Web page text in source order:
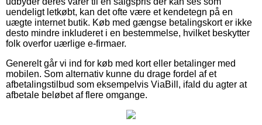
uendeligt letkøbt, kan det ofte være et kendetegn på en
uægte internet butik. Køb med gængse betalingskort er ikke
desto mindre inkluderet i en bestemmelse, hvilket beskytter
folk overfor uærlige e-firmaer.
Generelt går vi ind for køb med kort eller betalinger med
mobilen. Som alternativ kunne du drage fordel af et
afbetalingstilbud som eksempelvis ViaBill, ifald du agter at
afbetale beløbet af flere omgange.